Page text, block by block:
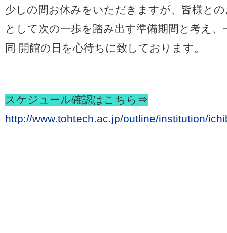
少しの間お休みをいただきますが、皆様と
として次の一歩を踏み出す準備期間と考え、
同 開館の日を心待ちに致しております。
スケジュール確認はこちら⇒
http://www.tohtech.ac.jp/outline/institution/